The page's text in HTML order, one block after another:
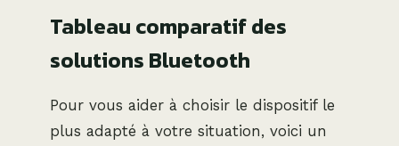
Tableau comparatif des
solutions Bluetooth
Pour vous aider à choisir le dispositif le
plus adapté à votre situation, voici un